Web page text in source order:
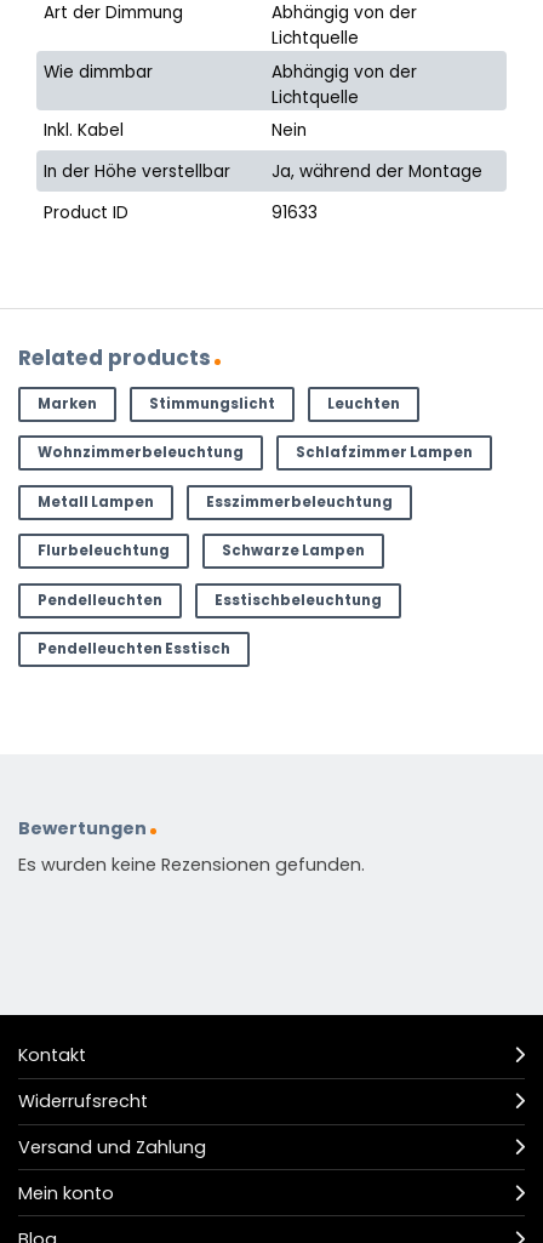
Art der Dimmung
Abhängig von der
Lichtquelle
Wie dimmbar
Abhängig von der
Lichtquelle
Inkl. Kabel
Nein
In der Höhe verstellbar
Ja, während der Montage
Product ID
91633
Related products
Marken Stimmungslicht Leuchten
Wohnzimmerbeleuchtung Schlafzimmer Lampen
Metall Lampen Esszimmerbeleuchtung
Flurbeleuchtung Schwarze Lampen
Pendelleuchten Esstischbeleuchtung
Pendelleuchten Esstisch
Bewertungen
Es wurden keine Rezensionen gefunden.
Kontakt
Widerrufsrecht
Versand und Zahlung
Mein konto